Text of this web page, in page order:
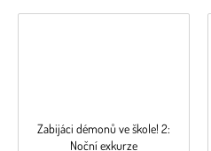
Zabijáci démonů ve škole! 2:
Noční exkurze